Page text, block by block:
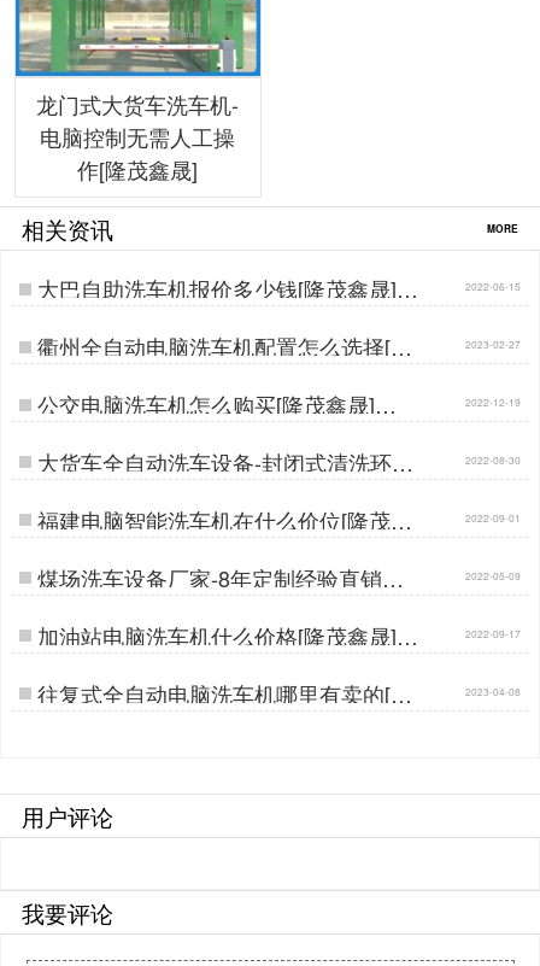
龙门式大货车洗车机-
电脑控制无需人工操
作[隆茂鑫晟]
相关资讯 MORE
大巴自助洗车机报价多少钱[隆茂鑫晟]… 2022-06-15
衢州全自动电脑洗车机配置怎么选择[隆
茂鑫晟]…
2023-02-27
公交电脑洗车机怎么购买[隆茂鑫晟]… 2022-12-19
大货车全自动洗车设备-封闭式清洗环评
验收更轻松[隆茂鑫晟]…
2022-08-30
福建电脑智能洗车机在什么价位[隆茂鑫
晟]…
2022-09-01
煤场洗车设备厂家-8年定制经验直销价
【隆茂鑫晟】…
2022-05-09
加油站电脑洗车机什么价格[隆茂鑫晟]… 2022-09-17
往复式全自动电脑洗车机哪里有卖的[隆
茂鑫晟]…
2023-04-08
用户评论
我要评论